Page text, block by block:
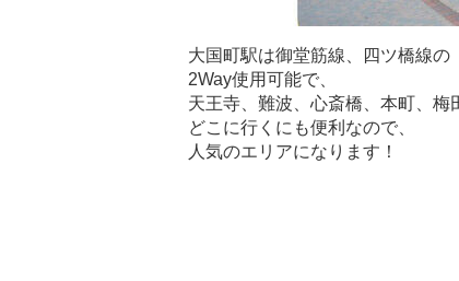
大国町駅は御堂筋線、四ツ橋線の
2Way使用可能で、
天王寺、難波、心斎橋、本町、梅
どこに行くにも便利なので、
人気のエリアになります！